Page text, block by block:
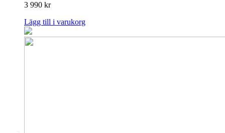
3 990 kr
Lägg till i varukorg